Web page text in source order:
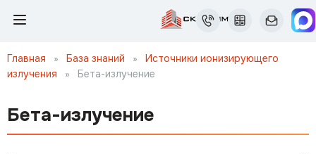
Главная » База знаний »
Источники ионизирующего
излучения
» Бета-излучение
Бета-излучение